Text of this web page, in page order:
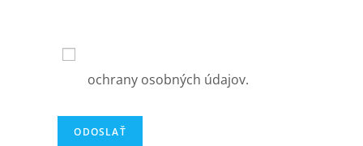
ochrany osobných údajov.
ODOSLAŤ